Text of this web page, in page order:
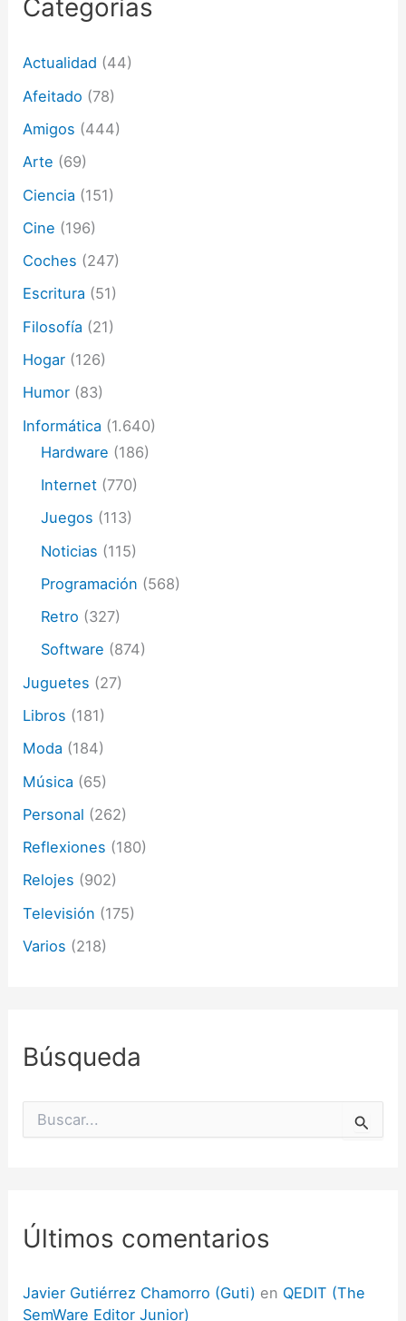
r
e
e
c
r
n
c
o
Categorías
Actualidad (44)
Afeitado (78)
Amigos (444)
Arte (69)
Ciencia (151)
Cine (196)
Coches (247)
Escritura (51)
Filosofía (21)
Hogar (126)
Humor (83)
Informática (1.640)
Hardware (186)
Internet (770)
Juegos (113)
Noticias (115)
Programación (568)
Retro (327)
Software (874)
Juguetes (27)
Libros (181)
Moda (184)
Música (65)
Personal (262)
Reflexiones (180)
Relojes (902)
Televisión (175)
Varios (218)
Búsqueda
Últimos comentarios
Javier Gutiérrez Chamorro (Guti) en QEDIT (The
SemWare Editor Junior)